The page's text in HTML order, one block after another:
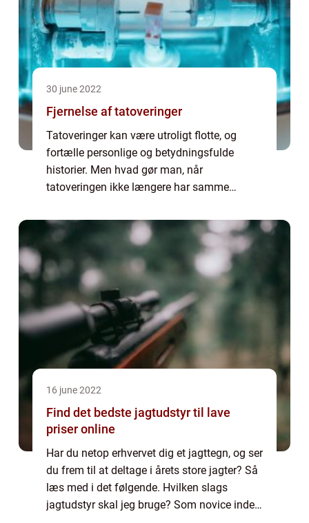
30 june 2022
Fjernelse af tatoveringer
Tatoveringer kan være utroligt flotte, og
fortælle personlige og betydningsfulde
historier. Men hvad gør man, når
tatoveringen ikke længere har samme
tatovering, og det kan du læse mere om her.
Hvordan fj...
16 june 2022
Find det bedste jagtudstyr til lave
priser online
Har du netop erhvervet dig et jagttegn, og ser
du frem til at deltage i årets store jagter? Så
læs med i det følgende. Hvilken slags
jagtudstyr skal jeg bruge? Som novice inden